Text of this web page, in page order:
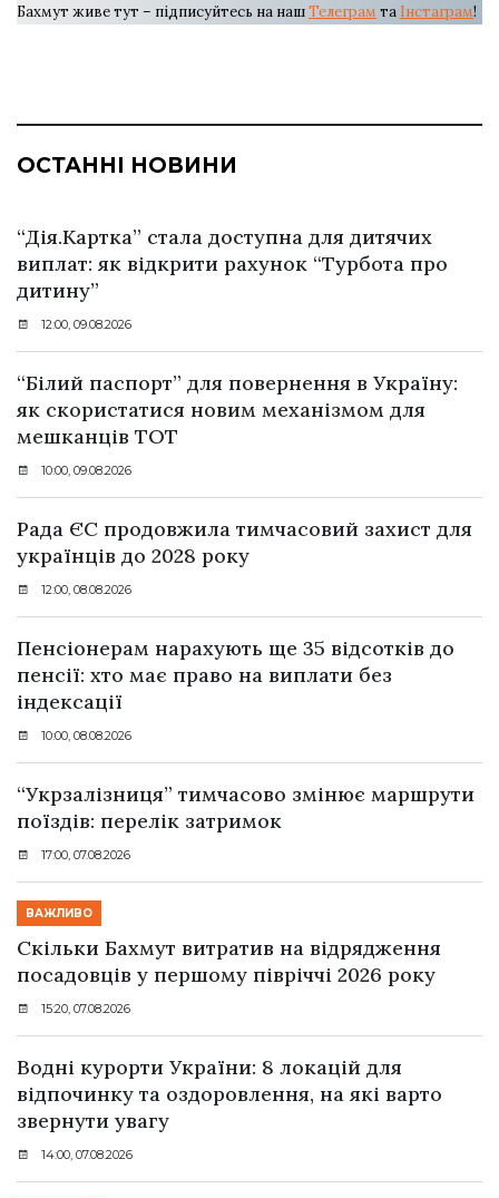
Бахмут живе тут – підписуйтесь на нашТелеграм та Інстаграм!
ОСТАННІ НОВИНИ
“Дія.Картка” стала доступна для дитячих
виплат: як відкрити рахунок “Турбота про
дитину”
12:00, 09.08.2026
“Білий паспорт” для повернення в Україну:
як скористатися новим механізмом для
мешканців ТОТ
10:00, 09.08.2026
Рада ЄС продовжила тимчасовий захист для
українців до 2028 року
12:00, 08.08.2026
Пенсіонерам нарахують ще 35 відсотків до
пенсії: хто має право на виплати без
індексації
10:00, 08.08.2026
“Укрзалізниця” тимчасово змінює маршрути
поїздів: перелік затримок
17:00, 07.08.2026
ВАЖЛИВО
Скільки Бахмут витратив на відрядження
посадовців у першому півріччі 2026 року
15:20, 07.08.2026
Водні курорти України: 8 локацій для
відпочинку та оздоровлення, на які варто
звернути увагу
14:00, 07.08.2026